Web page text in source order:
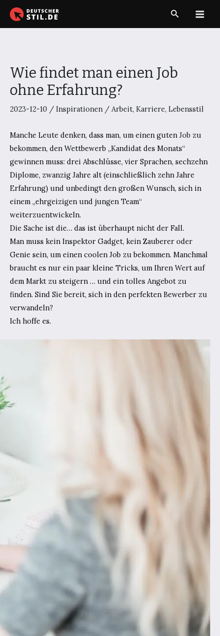
Zum
Inhalt
Suche
Wie findet man einen Job
ohne Erfahrung?
2023-12-10 / Inspirationen / Arbeit, Karriere, Lebensstil
Manche Leute denken, dass man, um einen guten Job zu
bekommen, den Wettbewerb „Kandidat des Monats“
gewinnen muss: drei Abschlüsse, vier Sprachen, sechzehn
Diplome, zwanzig Jahre alt (einschließlich zehn Jahre
Erfahrung) und unbedingt den großen Wunsch, sich in
einem „ehrgeizigen und jungen Team“
weiterzuentwickeln.
Die Sache ist die… das ist überhaupt nicht der Fall.
Man muss kein Inspektor Gadget, kein Zauberer oder
Genie sein, um einen coolen Job zu bekommen. Manchmal
braucht es nur ein paar kleine Tricks, um Ihren Wert auf
dem Markt zu steigern … und ein tolles Angebot zu
finden. Sind Sie bereit, sich in den perfekten Bewerber zu
verwandeln?
Ich hoffe es.